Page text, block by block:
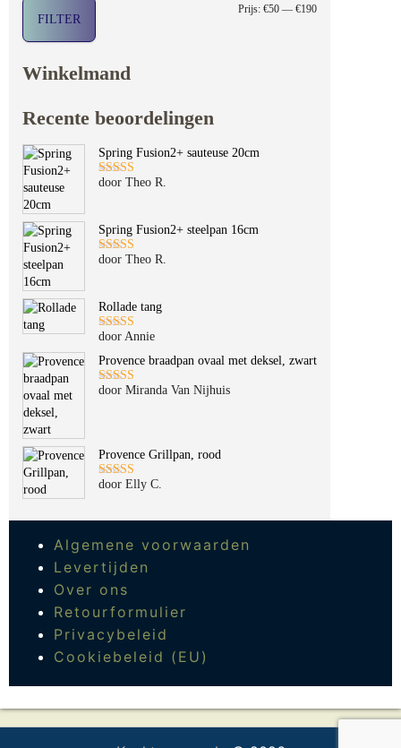
Min. prijs
Max. prijs
FILTER
Prijs: €50 — €190
Winkelmand
Recente beoordelingen
Spring Fusion2+ sauteuse 20cm
Gewaardeerd
door Theo R.
Spring Fusion2+ steelpan 16cm
Gewaardeerd
door Theo R.
Rollade tang
Gewaardeerd
door Annie
Provence braadpan ovaal met deksel, zwart
Gewaardeerd
door Miranda Van Nijhuis
Provence Grillpan, rood
Gewaardeerd
door Elly C.
Algemene voorwaarden
Levertijden
Over ons
Retourformulier
Privacybeleid
Cookiebeleid (EU)